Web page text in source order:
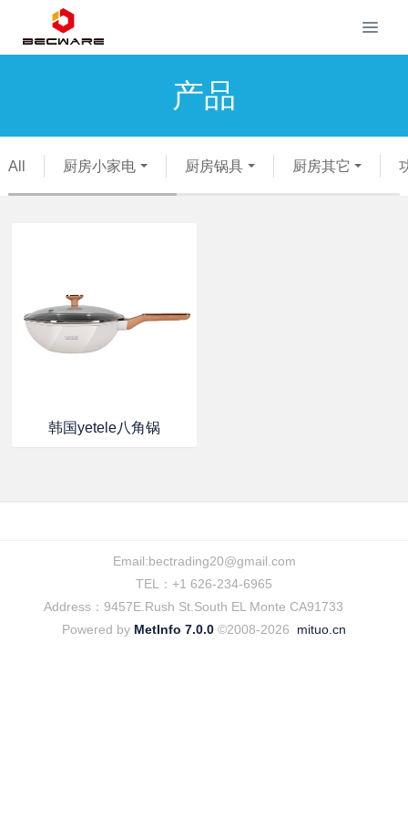
产品
All 厨房小家电 厨房锅具 厨房其它
韩国yetele八角锅
Email:bectrading20@gmail.com
TEL：+1 626-234-6965
Address：9457E.Rush St.South EL Monte CA91733
Powered by MetInfo 7.0.0 ©2008-2026 mituo.cn